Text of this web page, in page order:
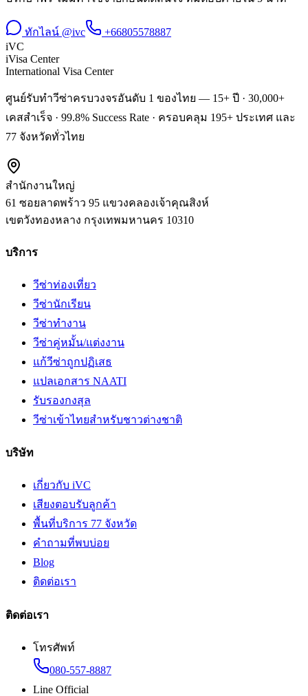
ทักไลน์ @ivc
+66805578887
iVC
iVisa Center
International Visa Center
ศูนย์รับทำวีซ่าครบวงจรอันดับ 1 ของไทย — 15+ ปี · 30,000+
เคสสำเร็จ · 99.8% Success Rate · ครอบคลุม 195+ ประเทศ และ
77 จังหวัดทั่วไทย
สำนักงานใหญ่
61 ซอยลาดพร้าว 95 แขวงคลองเจ้าคุณสิงห์
เขตวังทองหลาง กรุงเทพมหานคร 10310
บริการ
วีซ่าท่องเที่ยว
วีซ่านักเรียน
วีซ่าทำงาน
วีซ่าคู่หมั้น/แต่งงาน
แก้วีซ่าถูกปฏิเสธ
แปลเอกสาร NAATI
รับรองกงสุล
วีซ่าเข้าไทยสำหรับชาวต่างชาติ
บริษัท
เกี่ยวกับ iVC
เสียงตอบรับลูกค้า
พื้นที่บริการ 77 จังหวัด
คำถามที่พบบ่อย
Blog
ติดต่อเรา
ติดต่อเรา
โทรศัพท์
080-557-8887
Line Official